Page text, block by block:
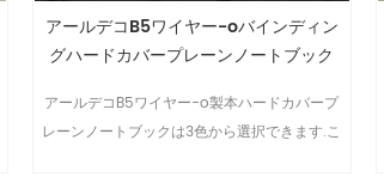
アールデコB5ワイヤー-oバインディン
グハードカバープレーンノートブック
アールデコB5ワイヤー-o製本ハードカバープ
レーンノートブックは3色から選択できます.こ